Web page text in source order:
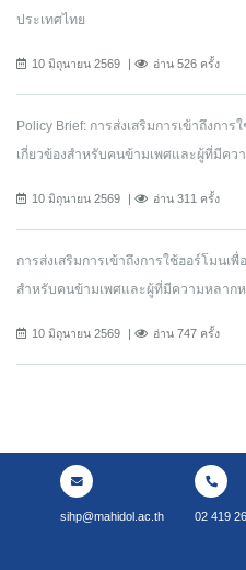
ประเทศไทย
10 มิถุนายน 2569 อ่าน 526 ครั้ง
Policy Brief: การส่งเสริมการเข้าถึงกา
เกี่ยวข้องสำหรับคนข้ามเพศและผู้ที่มีคว
10 มิถุนายน 2569 อ่าน 311 ครั้ง
การส่งเสริมการเข้าถึงการใช้ฮอร์โมนเ
สำหรับคนข้ามเพศและผู้ที่มีความหลากห
10 มิถุนายน 2569 อ่าน 747 ครั้ง
sihp@mahidol.ac.th 02 419